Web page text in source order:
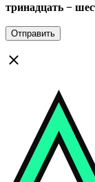
тринадцать −